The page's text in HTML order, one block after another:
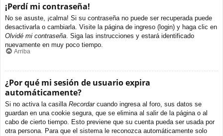
¡Perdí mi contraseña!
No se asuste, ¡calma! Si su contraseña no puede ser recuperada puede
desactivarla o cambiarla. Visite la página de ingreso (login) y haga clic en
Olvidé mi contraseña . Siga las instrucciones y estará identificado
nuevamente en muy poco tiempo.
Arriba
¿Por qué mi sesión de usuario expira
automáticamente?
Si no activa la casilla Recordarcuando ingresa al foro, sus datos se
guardan en una cookie segura, que se elimina al salir de la página o al
cabo de cierto tiempo. Esto previene que su cuenta pueda ser usada por
otra persona. Para que el sistema le reconozca automáticamente solo